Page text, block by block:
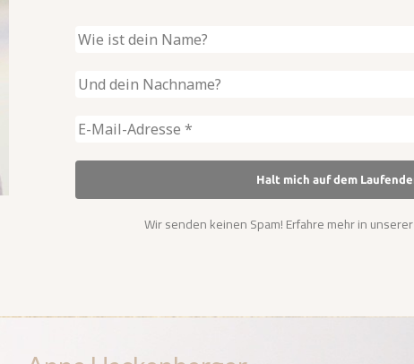
Wir senden keinen Spam! Erfahre mehr in unserer